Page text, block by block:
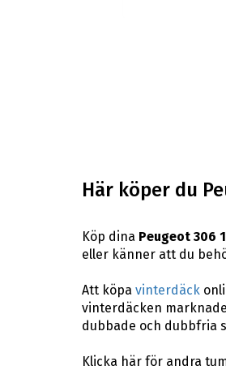
Här köper du
Köp dina Peugeot 306
eller känner att du
Att köpa vinterdäck
vinterdäcken
dubbade och dubbfria
Klicka här för andra